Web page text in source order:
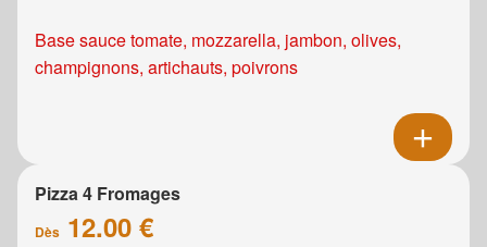
Base sauce tomate, mozzarella, jambon, olives,
champignons, artichauts, poivrons
Pizza 4 Fromages
Dès 12.00 €